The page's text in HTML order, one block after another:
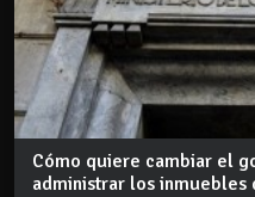
Cómo quiere cambiar el
administrar los inmuebles